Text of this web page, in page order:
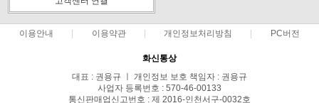
이용안내 이용약관 개인정보처리방침 PC버전
화신통상
대표 : 권용규 ㅣ 개인정보 보호 책임자 : 권용규
사업자 등록번호 : 570-46-00133
통신판매업신고번호 : 제 2016-인천서구-0032호